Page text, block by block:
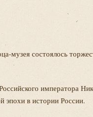
музея состоялось
императора
эпохи в истории России.